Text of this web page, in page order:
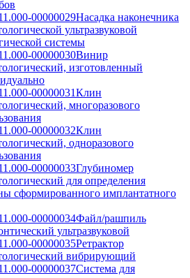
00000029Насадка наконечника
ультразвуковой
системы
00000030Винир
изготовленный
00000031Клин
многоразового
00000032Клин
одноразового
00000033Глубиномер
для определения
сформированного имплантатного
00000034Файл/рашпиль
ультразвуковой
00000035Ретрактор
вибрирующий
00000037Система для